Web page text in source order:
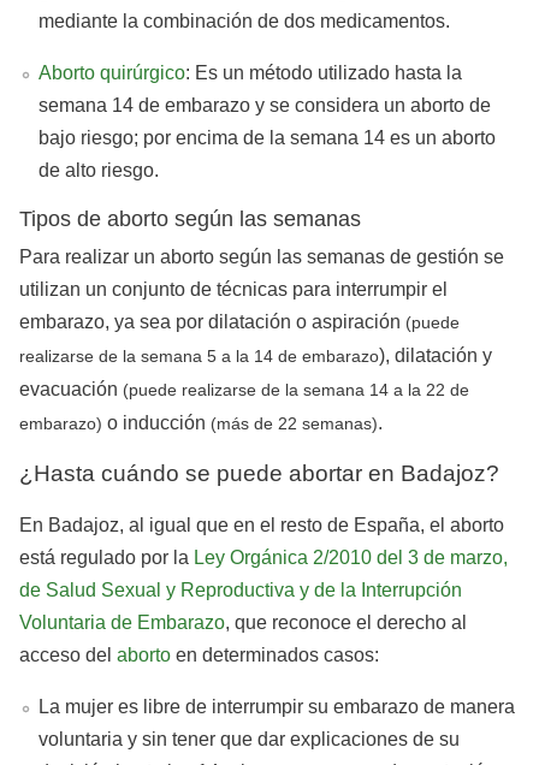
mediante la combinación de dos medicamentos.
Aborto quirúrgico: Es un método utilizado hasta la
semana 14 de embarazo y se considera un aborto de
bajo riesgo; por encima de la semana 14 es un aborto
de alto riesgo.
Tipos de aborto según las semanas
Para realizar un aborto según las semanas de gestión se
utilizan un conjunto de técnicas para interrumpir el
embarazo, ya sea por dilatación o aspiración (puede
realizarse de la semana 5 a la 14 de embarazo), dilatación y
evacuación (puede realizarse de la semana 14 a la 22 de
embarazo) o inducción (más de 22 semanas).
¿Hasta cuándo se puede abortar en Badajoz?
En Badajoz, al igual que en el resto de España, el aborto
está regulado por la Ley Orgánica 2/2010 del 3 de marzo,
de Salud Sexual y Reproductiva y de la Interrupción
Voluntaria de Embarazo, que reconoce el derecho al
acceso del aborto en determinados casos:
La mujer es libre de interrumpir su embarazo de manera
voluntaria y sin tener que dar explicaciones de su